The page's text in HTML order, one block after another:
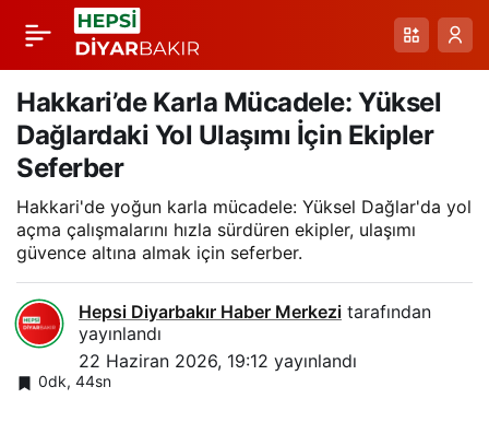
Hakkari’de Karla Mücadele: Yüksel
Dağlardaki Yol Ulaşımı İçin Ekipler
Seferber
Hakkari'de yoğun karla mücadele: Yüksel Dağlar'da yol
açma çalışmalarını hızla sürdüren ekipler, ulaşımı
güvence altına almak için seferber.
Hepsi Diyarbakır Haber Merkezi tarafından
yayınlandı
22 Haziran 2026, 19:12 yayınlandı
0dk, 44sn
Munzur Gözeleri’nde
Yaz Yoğunluğu ve
Doğayla İç İçe Anlar
Paylaş